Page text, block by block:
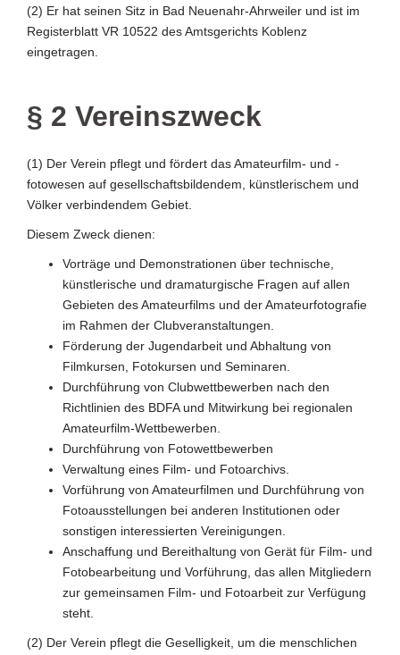
(2) Er hat seinen Sitz in Bad Neuenahr-Ahrweiler und ist im
Registerblatt VR 10522 des Amtsgerichts Koblenz
eingetragen.
§ 2 Vereinszweck
(1) Der Verein pflegt und fördert das Amateurfilm- und -
fotowesen auf gesellschaftsbildendem, künstlerischem und
Völker verbindendem Gebiet.
Diesem Zweck dienen:
Vorträge und Demonstrationen über technische,
künstlerische und dramaturgische Fragen auf allen
Gebieten des Amateurfilms und der Amateurfotografie
im Rahmen der Clubveranstaltungen.
Förderung der Jugendarbeit und Abhaltung von
Filmkursen, Fotokursen und Seminaren.
Durchführung von Clubwettbewerben nach den
Richtlinien des BDFA und Mitwirkung bei regionalen
Amateurfilm-Wettbewerben.
Durchführung von Fotowettbewerben
Verwaltung eines Film- und Fotoarchivs.
Vorführung von Amateurfilmen und Durchführung von
Fotoausstellungen bei anderen Institutionen oder
sonstigen interessierten Vereinigungen.
Anschaffung und Bereithaltung von Gerät für Film- und
Fotobearbeitung und Vorführung, das allen Mitgliedern
zur gemeinsamen Film- und Fotoarbeit zur Verfügung
steht.
(2) Der Verein pflegt die Geselligkeit, um die menschlichen